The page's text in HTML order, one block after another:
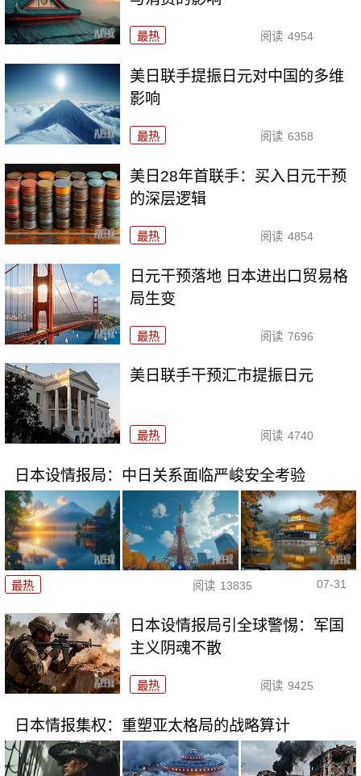
最热 阅读 4954
美日联手提振日元对中国的多维
影响
最热 阅读 6358
美日28年首联手：买入日元干预
的深层逻辑
最热 阅读 4854
日元干预落地 日本进出口贸易格
局生变
最热 阅读 7696
美日联手干预汇市提振日元
最热 阅读 4740
日本设情报局：中日关系面临严峻安全考验
最热 阅读 13835 07-31
日本设情报局引全球警惕：军国
主义阴魂不散
最热 阅读 9425
日本情报集权：重塑亚太格局的战略算计